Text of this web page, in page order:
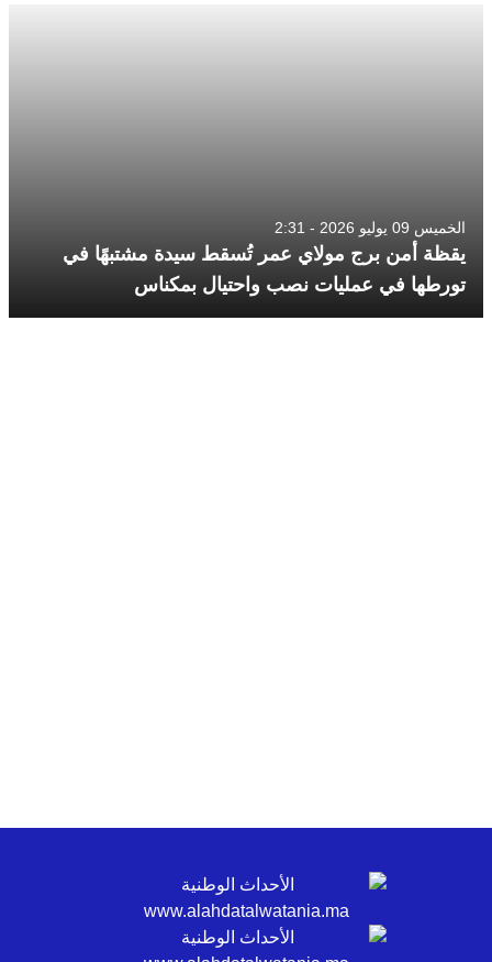
الخميس 09 يوليو 2026 - 2:31
يقظة أمن برج مولاي عمر تُسقط سيدة مشتبهًا في
تورطها في عمليات نصب واحتيال بمكناس